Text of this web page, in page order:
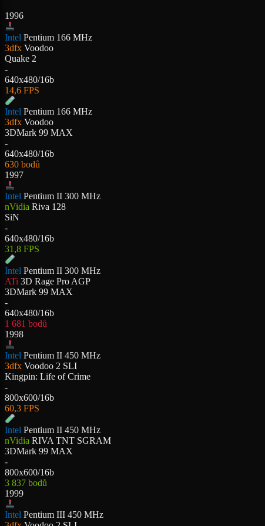
1996
Intel Pentium 166 MHz
3dfx Voodoo
Quake 2
-
640x480/16b
14,6 FPS
Intel Pentium 166 MHz
3dfx Voodoo
3DMark 99 MAX
-
640x480/16b
630 bodů
1997
Intel Pentium II 300 MHz
nVidia Riva 128
SiN
-
640x480/16b
31,8 FPS
Intel Pentium II 300 MHz
ATi 3D Rage Pro AGP
3DMark 99 MAX
-
640x480/16b
1 681 bodů
1998
Intel Pentium II 450 MHz
3dfx Voodoo 2 SLI
Kingpin: Life of Crime
-
800x600/16b
60,3 FPS
Intel Pentium II 450 MHz
nVidia RIVA TNT SGRAM
3DMark 99 MAX
-
800x600/16b
3 837 bodů
1999
Intel Pentium III 450 MHz